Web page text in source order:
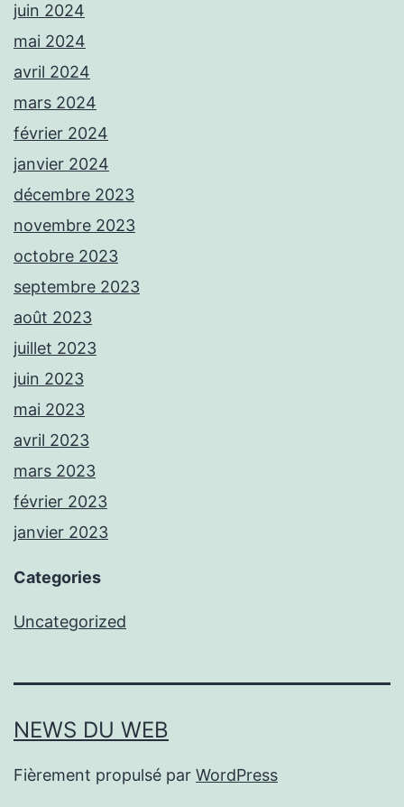
juin 2024
mai 2024
avril 2024
mars 2024
février 2024
janvier 2024
décembre 2023
novembre 2023
octobre 2023
septembre 2023
août 2023
juillet 2023
juin 2023
mai 2023
avril 2023
mars 2023
février 2023
janvier 2023
Categories
Uncategorized
NEWS DU WEB
Fièrement propulsé par WordPress